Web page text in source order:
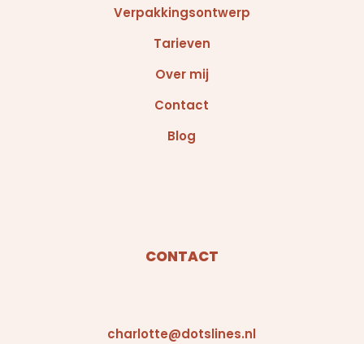
Verpakkingsontwerp
Tarieven
Over mij
Contact
Blog
CONTACT
charlotte@dotslines.nl